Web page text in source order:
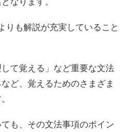
りも解説が充実していること
て覚える」など重要な文法
ど、覚えるためのさまざま
も、その文法事項のポイン